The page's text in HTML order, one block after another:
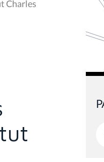
Charles